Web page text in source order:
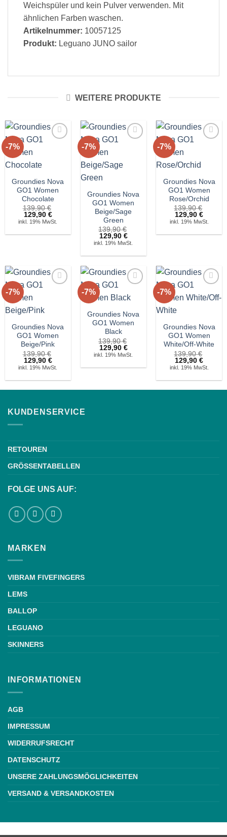
Weichspüler und kein Pulver verwenden. Mit
ähnlichen Farben waschen.
Artikelnummer: 10057125
Produkt: Leguano JUNO sailor
WEITERE PRODUKTE
-7%
Wunschliste!
Groundies Nova
GO1 Women
Chocolate
139,90€
Ursprünglicher
Preis
139,90 €
129,90 €Aktueller
Preis
129,90 €.
inkl. 19% MwSt.
-7%
Wunschliste!
Groundies Nova
GO1 Women
Beige/Sage
Green
139,90€
Ursprünglicher
Preis
139,90 €
129,90 €Aktueller
Preis
129,90 €.
inkl. 19% MwSt.
-7%
Wunschliste!
Groundies Nova
GO1 Women
Rose/Orchid
139,90€
Ursprünglicher
Preis
139,90 €
129,90€
Preis
129,90
inkl. 19% MwSt.
-7%
Wunschliste!
Groundies Nova
GO1 Women
Beige/Pink
139,90€
Ursprünglicher
Preis
139,90 €
129,90 €Aktueller
Preis
129,90 €.
inkl. 19% MwSt.
-7%
Wunschliste!
Groundies Nova
GO1 Women
Black
139,90€
Ursprünglicher
Preis
139,90 €
129,90 €Aktueller
Preis
129,90 €.
inkl. 19% MwSt.
-7%
Wunschliste!
Groundies Nova
GO1 Women
White/Off-White
139,90€
Ursprünglicher
Preis
139,90 €
129,90€
Preis
129,90
inkl. 19% MwSt.
KUNDENSERVICE
RETOUREN
GRÖSSENTABELLEN
FOLGE UNS AUF:
MARKEN
VIBRAM FIVEFINGERS
LEMS
BALLOP
LEGUANO
SKINNERS
INFORMATIONEN
AGB
IMPRESSUM
WIDERRUFSRECHT
DATENSCHUTZ
UNSERE ZAHLUNGSMÖGLICHKEITEN
VERSAND & VERSANDKOSTEN